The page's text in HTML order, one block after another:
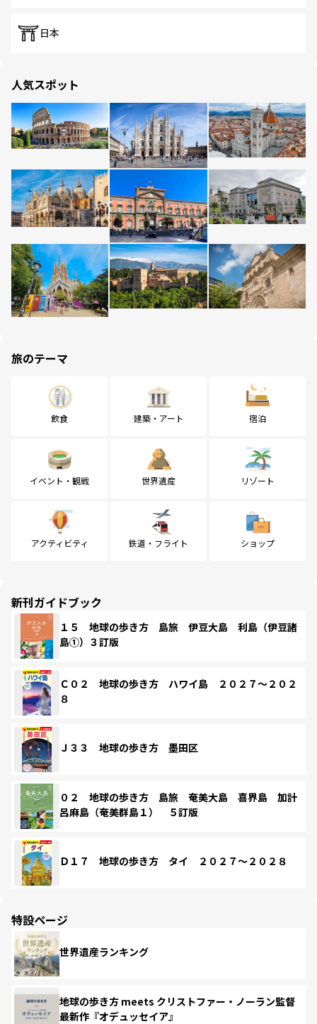
日本
人気スポット
旅のテーマ
飲食 建築・アート 宿泊
イベント・観戦 世界遺産 リゾート
アクティビティ 鉄道・フライト ショップ
新刊ガイドブック
１５ 地球の歩き方 島旅 伊豆大島 利島（伊豆諸
島①）３訂版
Ｃ０２ 地球の歩き方 ハワイ島 ２０２７～２０２
８
Ｊ３３ 地球の歩き方 墨田区
０２ 地球の歩き方 島旅 奄美大島 喜界島 加計
呂麻島（奄美群島１） ５訂版
Ｄ１７ 地球の歩き方 タイ ２０２７～２０２８
特設ページ
世界遺産ランキング
地球の歩き方 meets クリストファー・ノーラン監督
最新作『オデュッセイア』